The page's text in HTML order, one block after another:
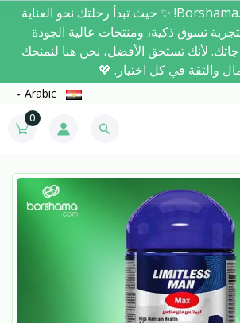
مرحبًا بك في Borshama.com! ✨ حيث تبدأ رحلتك نحو العناية
تسوق ذكية، ومنتجات عالية الجودة
لأنك تستحق الأفضل، نحن هنا لنمنحك
والثقة في كل اختيار. 💖
0